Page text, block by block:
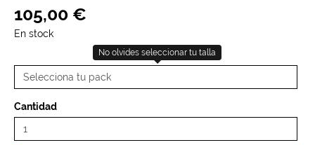
105,00 €
En stock
No olvides seleccionar tu talla
Cantidad